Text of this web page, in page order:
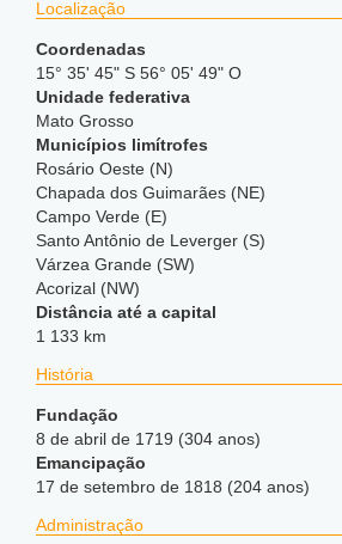
Localização
Coordenadas
15° 35' 45" S 56° 05' 49" O
Unidade federativa
Mato Grosso
Municípios limítrofes
Rosário Oeste (N)
Chapada dos Guimarães (NE)
Campo Verde (E)
Santo Antônio de Leverger (S)
Várzea Grande (SW)
Acorizal (NW)
Distância até a capital
1 133 km
História
Fundação
8 de abril de 1719 (304 anos)
Emancipação
17 de setembro de 1818 (204 anos)
Administração